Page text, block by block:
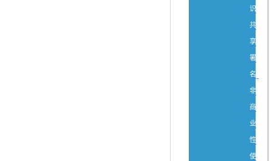
识
共
享
署
名-
非
商
业
性
使